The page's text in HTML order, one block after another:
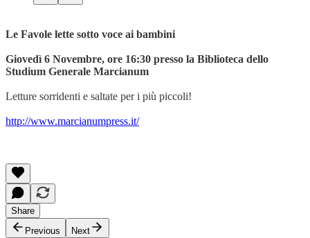
Le Favole lette sotto voce ai bambini
Giovedì 6 Novembre, ore 16:30 presso la Biblioteca dello
Studium Generale Marcianum
Letture sorridenti e saltate per i più piccoli!
http://www.marcianumpress.it/
Share
Previous
Next